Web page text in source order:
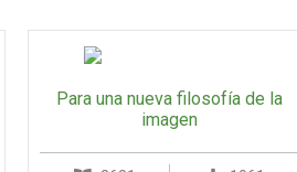
Para una nueva filosofía de la
imagen